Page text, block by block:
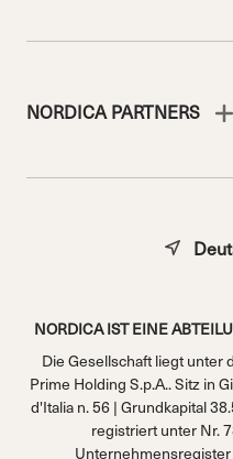
NORDICA PARTNERS
NORDICA IST EINE
Die Gesellschaft liegt unter
Prime Holding S.p.A.. Sitz in
d'Italia n. 56 | Grundkapital
registriert unter Nr.